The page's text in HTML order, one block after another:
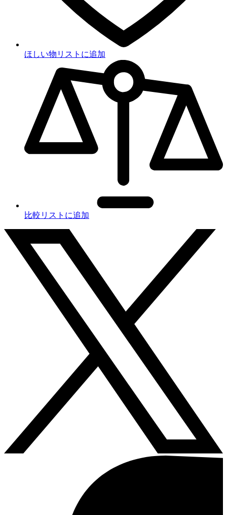
ほしい物リストに追加
比較リストに追加